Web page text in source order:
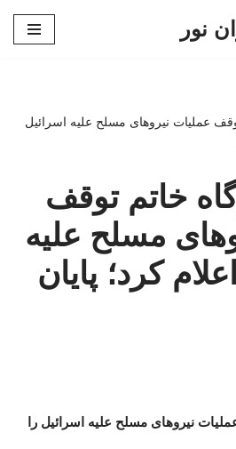
نور
عملیات نیروهای مسلح علیه اسرائیل
خاتم‌ توقف
مسلح علیه
کرد؛ پایان
نیروهای مسلح علیه اسرائیل را